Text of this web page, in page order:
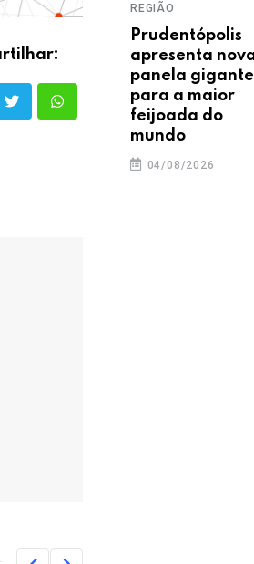
REGIÃO
Prudentópolis
apresenta
panela gigante
para a maior
feijoada do
mundo
04/08/2026